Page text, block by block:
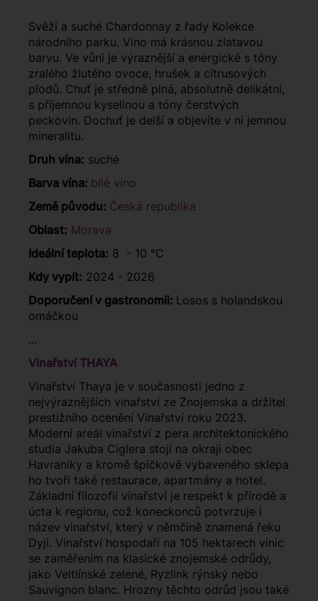
Svěží a suché Chardonnay z řady Kolekce
národního parku. Víno má krásnou zlatavou
barvu. Ve vůni je výraznější a energické s tóny
zralého žlutého ovoce, hrušek a citrusových
plodů. Chuť je středně plná, absolutně delikátní,
s příjemnou kyselinou a tóny čerstvých
peckovin. Dochuť je delší a objevíte v ní jemnou
mineralitu.
Druh vína: suché
Barva vína: bílé víno
Země původu: Česká republika
Oblast: Morava
Ideální teplota: 8 - 10 °C
Kdy vypít: 2024 - 2026
Doporučení v gastronomii: Losos s holandskou
omáčkou
...
Vinařství THAYA
Vinařství Thaya je v současnosti jedno z
nejvýraznějších vinařství ze Znojemska a držitel
prestižního ocenění Vinařství roku 2023.
Moderní areál vinařství z pera architektonického
studia Jakuba Ciglera stojí na okraji obec
Havraníky a kromě špičkově vybaveného sklepa
ho tvoří také restaurace, apartmány a hotel.
Základní filozofií vinařství je respekt k přírodě a
úcta k regionu, což koneckonců potvrzuje i
název vinařství, který v němčině znamená řeku
Dyji. Vinařství hospodaří na 105 hektarech vinic
se zaměřením na klasické znojemské odrůdy,
jako Veltlínské zelené, Ryzlink rýnský nebo
Sauvignon blanc. Hrozny těchto odrůd jsou také